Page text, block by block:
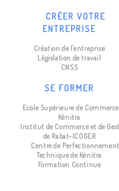
CRÉER VOTRE
ENTREPRISE
Création de l'entreprise
Législation de travail
CNSS
SE FORMER
Ecole Supérieure de
Kénitra
Institut de Commerce et de
de Rabat-ICOGER
Centre de Perfectionnement
Technique de Kénitra
Formation Continue